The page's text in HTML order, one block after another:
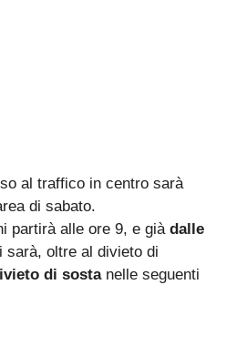
al traffico in centro sarà
di sabato.
partirà alle ore 9, e già dalle
sarà, oltre al divieto di
di sostanelle seguenti